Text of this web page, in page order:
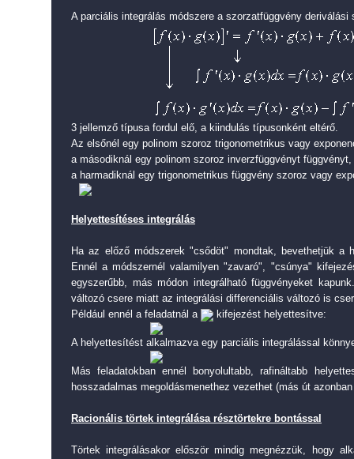
A parciális integrálás módszere a szorzatfüggvény deriválási
3 jellemző típusa fordul elő, a kiindulás típusonként eltérő.
Az elsőnél egy polinom szoroz trigonometrikus vagy
a másodiknál egy polinom szoroz inverzfüggvényt függvényt,
a harmadiknál egy trigonometrikus függvény szoroz vagy
Helyettesítéses integrálás
Ha az előző módszerek "csődöt" mondtak, bevethetjük a
Ennél a módszernél valamilyen "zavaró", "csúnya"
egyszerűbb, más módon integrálható függvényeket
változó csere miatt az integrálási differenciális változó is
Például ennél a feladatnál a
kifejezést helyettesítve:
A helyettesítést alkalmazva egy parciális integrálással
Más feladatokban ennél bonyolultabb, rafináltabb
hosszadalmas megoldásmenethez vezethet (más út
Racionális törtek integrálása résztörtekre bontással
Törtek integrálásakor először mindig megnézzük, hogy